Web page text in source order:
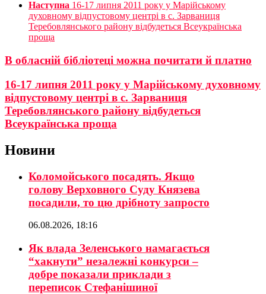
Наступна 16-17 липня 2011 року у Марійському
духовному відпустовому центрі в с. Зарваниця
Теребовлянського району відбудеться Всеукраїнська
проща
В обласній бібліотеці можна почитати й платно
16-17 липня 2011 року у Марійському духовному
відпустовому центрі в с. Зарваниця
Теребовлянського району відбудеться
Всеукраїнська проща
Новини
Коломойського посадять. Якщо
голову Верховного Суду Князева
посадили, то цю дрібноту запросто
06.08.2026, 18:16
Як влада Зеленського намагається
“хакнути” незалежні конкурси –
добре показали приклади з
переписок Стефанішиної